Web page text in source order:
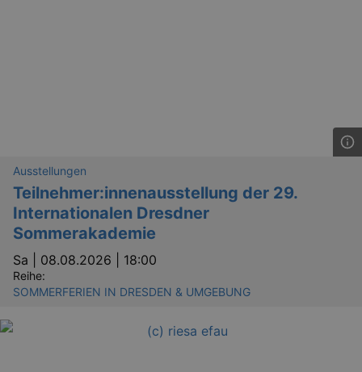
Ausstellungen
Teilnehmer:innenausstellung der 29.
Internationalen Dresdner
Sommerakademie
Sa | 08.08.2026 | 18:00
Reihe:
SOMMERFERIEN IN DRESDEN & UMGEBUNG